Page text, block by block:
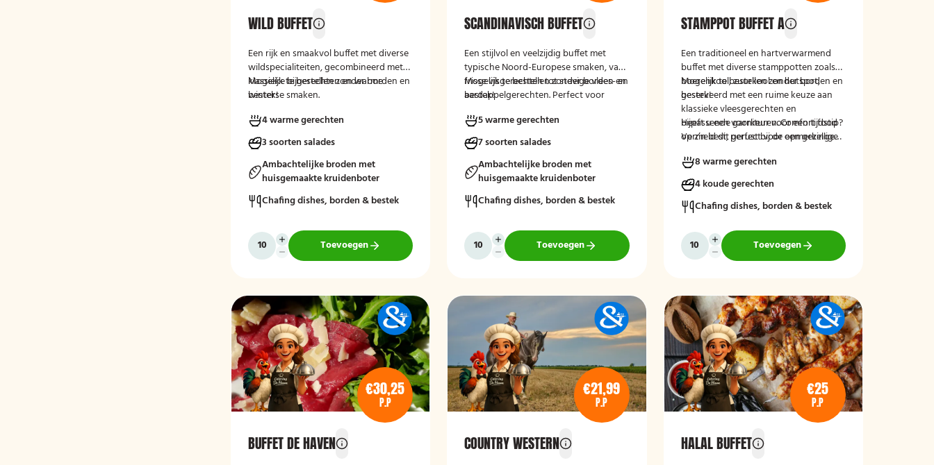
WILD BUFFET
Een rijk en smaakvol buffet met diverse
wildspecialiteiten, gecombineerd met
klassieke bijgerechten en warme
winterse smaken.
Mogelijk te bestellen zonder borden en
bestek!
4 warme gerechten
3 soorten salades
Ambachtelijke broden met
huisgemaakte kruidenboter
Chafing dishes, borden & bestek
Toevoegen
SCANDINAVISCH BUFFET
Een stijlvol en veelzijdig buffet met
typische Noord-Europese smaken, van
frisse visgerechten tot stevige vlees- en
aardappelgerechten. Perfect voor
keuken.
Mogelijk te bestellen zonder borden en
bestek!
5 warme gerechten
7 soorten salades
Ambachtelijke broden met
huisgemaakte kruidenboter
Chafing dishes, borden & bestek
Toevoegen
STAMPPOT BUFFET A
Een traditioneel en hartverwarmend
buffet met diverse stamppotten zoals
boerenkool, zuurkool en hutspot,
geserveerd met een ruime keuze aan
klassieke vleesgerechten en
bijpassende garnituren. Comfort food
op z’n best, perfect voor een gezellige
Mogelijk te bestellen zonder borden en
bestek!
Heeft u een voorkeur voor een tijdstip?
Vermeld dit gerust bij de opmerkingen
8 warme gerechten
4 koude gerechten
Chafing dishes, borden & bestek
Toevoegen
€30,25
P.P
BUFFET DE HAVEN
€21,99
P.P
COUNTRY WESTERN
€25
P.P
HALAL BUFFET